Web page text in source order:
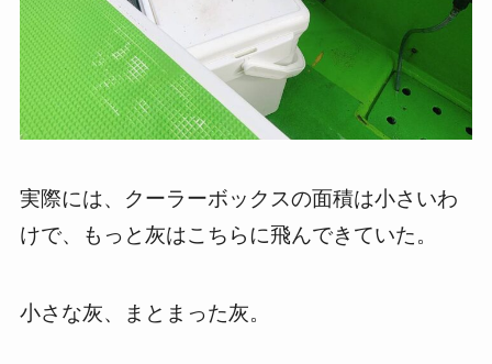
実際には、クーラーボックスの面積は小さいわ
けで、もっと灰はこちらに飛んできていた。
小さな灰、まとまった灰。